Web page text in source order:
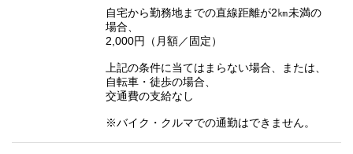
自宅から勤務地までの直線距離が2㎞未満の
場合、
2,000円（月額／固定）
上記の条件に当てはまらない場合、または、
自転車・徒歩の場合、
交通費の支給なし
※バイク・クルマでの通勤はできません。